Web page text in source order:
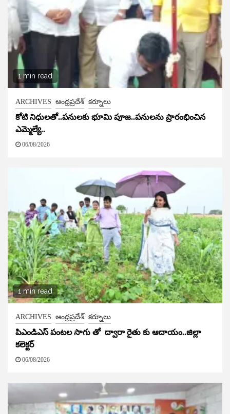
1 min read
ARCHIVES ఆంధ్రప్రదేశ్ కర్నూలు
కోటి నిధులతో..పనులకు భూమి పూజ..పనులను ప్రారంభించిన
ఎమ్మెల్యే..
06/08/2026
1 min read
ARCHIVES ఆంధ్రప్రదేశ్ కర్నూలు
పిఎండిఎస్ పంటల సాగు తో ద్వారా రైతు కు ఆదాయం..జిల్లా
కలెక్టర్
06/08/2026